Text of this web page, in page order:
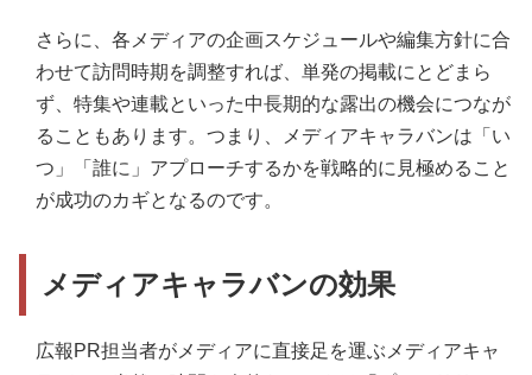
さらに、各メディアの企画スケジュールや編集方針に合
わせて訪問時期を調整すれば、単発の掲載にとどまら
ず、特集や連載といった中長期的な露出の機会につなが
ることもあります。つまり、メディアキャラバンは「い
つ」「誰に」アプローチするかを戦略的に見極めること
が成功のカギとなるのです。
メディアキャラバンの効果
広報PR担当者がメディアに直接足を運ぶメディアキャ